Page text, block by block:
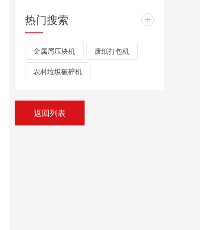
热门搜索 +
金属屑压块机 废纸打包机
农村垃圾破碎机
返回列表